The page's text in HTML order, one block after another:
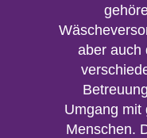
aber auch
Umgang mit
Menschen.